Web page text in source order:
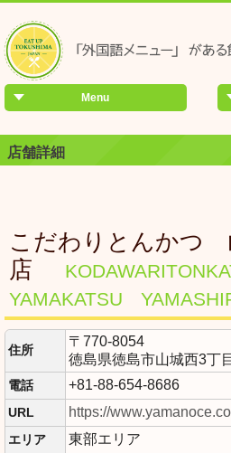
Menu
店舗詳細
こだわりとんかつ
店
YAMAKATSU
住所
〒770-8054
徳島県徳島市山城西3丁
電話 +81-88-654-8686
URL https://
エリア 東部エリア